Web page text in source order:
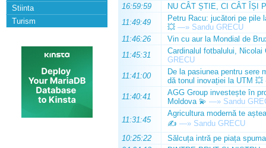
Stiinta
Turism
16:59:59
NU CÂT ȘTIE, CI CÂT ÎȘI
11:49:49
Petru Racu: jucători pe pile
💥 —» Sandu GRECU
11:46:26
Vin cu aur la Mondial de
11:45:31
Cardinalul fotbalului,
GRECU
11:41:00
De la pasiunea pentru sere
dă tonul inovației la UTM 💥
11:40:41
AGG Group investește în
Moldova 💫 —» Sandu
11:31:45
Agricultura modernă te
✍️ —» Sandu GRECU
10:25:22
Sălcuța intră pe piața